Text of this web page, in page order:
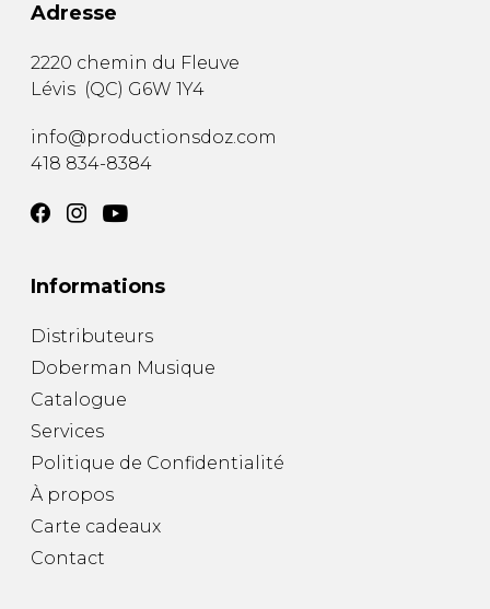
Adresse
2220 chemin du Fleuve
Lévis (QC) G6W 1Y4
info@productionsdoz.com
418 834-8384
Informations
Distributeurs
Doberman Musique
Catalogue
Services
Politique de Confidentialité
À propos
Carte cadeaux
Contact